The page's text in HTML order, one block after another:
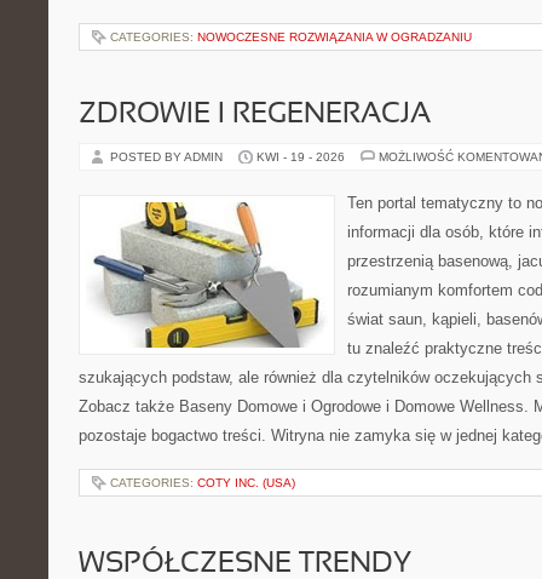
CATEGORIES: NOWOCZESNE ROZWIĄZANIA W OGRADZANIU
ZDROWIE I REGENERACJA
POSTED BY ADMIN KWI - 19 - 2026 MOŻLIWOŚĆ
Ten portal tematyczny to
informacji dla osób, które
przestrzenią basenową,
rozumianym komfortem
świat saun, kąpieli,
tu znaleźć praktyczne
szukających podstaw, ale również dla czytelników oczekujących
Zobacz także Baseny Domowe i Ogrodowe i Domowe Wellness.
pozostaje bogactwo treści. Witryna nie zamyka się w jednej
CATEGORIES: COTY INC. (USA)
WSPÓŁCZESNE TRENDY